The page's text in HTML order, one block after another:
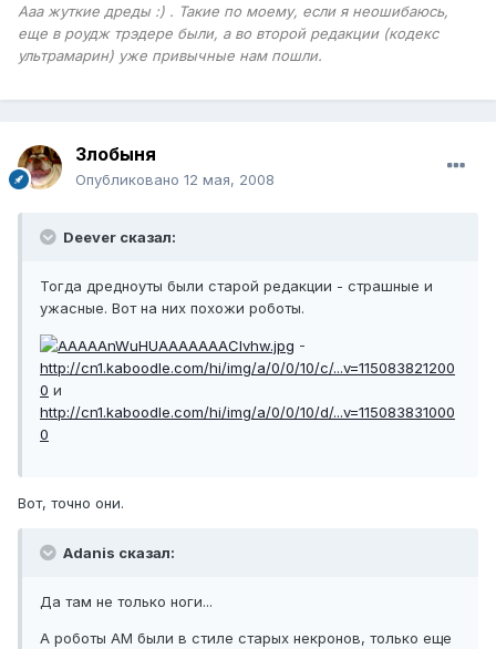
Ааа жуткие дреды :) . Такие по моему, если я неошибаюсь,
еще в роудж трэдере были, а во второй редакции (кодекс
ультрамарин) уже привычные нам пошли.
Злобыня
Опубликовано 12 мая, 2008
Deever сказал:
Тогда дредноуты были старой редакции - страшные и
ужасные. Вот на них похожи роботы.
-
http://cn1.kaboodle.com/hi/img/a/0/0/10/c/...v=115083821200
0 и
http://cn1.kaboodle.com/hi/img/a/0/0/10/d/...v=115083831000
0
Вот, точно они.
Adanis сказал:
Да там не только ноги...
А роботы АМ были в стиле старых некронов, только еще